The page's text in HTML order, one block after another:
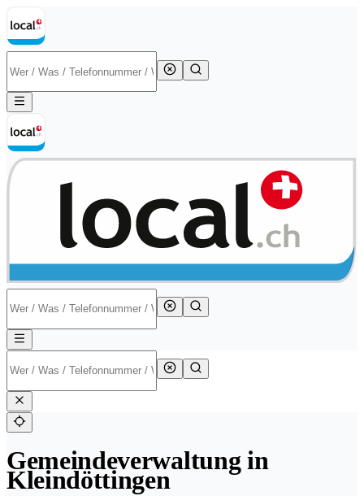
Gemeindeverwaltung in
Kleindöttingen